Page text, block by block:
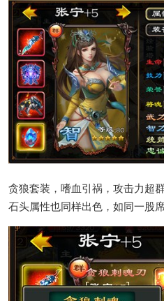
贪狼套装，嗜血引祸，攻击力超
石头属性也同样出色，如同一股